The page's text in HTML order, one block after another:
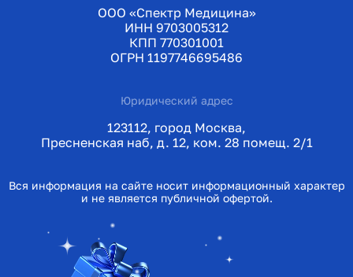
ООО «Спектр Медицина»
ИНН 9703005312
КПП 770301001
ОГРН 1197746695486
Юридический адрес
123112, город Москва,
Пресненская наб, д. 12, ком. 28 помещ. 2/1
Вся информация на сайте носит информационный характер
и не является публичной офертой.